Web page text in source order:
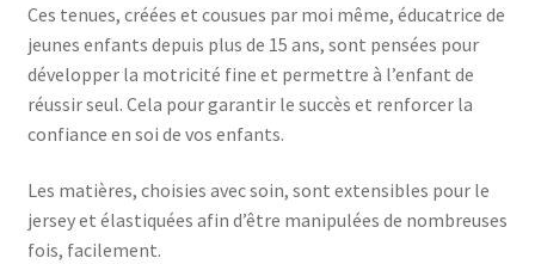
Ces tenues, créées et cousues par moi même, éducatrice de
jeunes enfants depuis plus de 15 ans, sont pensées pour
développer la motricité fine et permettre à l’enfant de
réussir seul. Cela pour garantir le succès et renforcer la
confiance en soi de vos enfants.
Les matières, choisies avec soin, sont extensibles pour le
jersey et élastiquées afin d’être manipulées de nombreuses
fois, facilement.